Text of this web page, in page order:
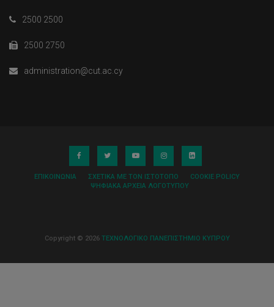
2500 2500
2500 2750
administration@cut.ac.cy
ΕΠΙΚΟΙΝΩΝΊΑ ΣΧΕΤΙΚΆ ΜΕ ΤΟΝ ΙΣΤΌΤΟΠΟ
COOKIE POLICY
ΨΗΦΙΑΚΆ ΑΡΧΕΊΑ ΛΟΓΌΤΥΠΟΥ
Copyright © 2026 ΤΕΧΝΟΛΟΓΙΚΟ ΠΑΝΕΠΙΣΤΗΜΙΟ ΚΥΠΡΟΥ